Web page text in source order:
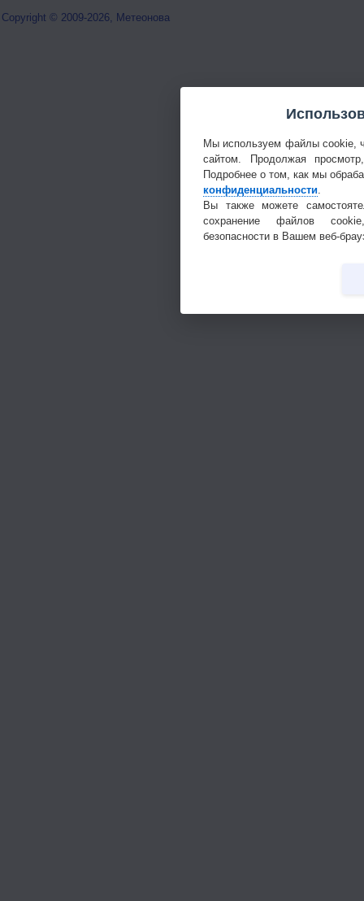
Copyright © 2009-2026, Метеонова
Мы используем файлы cookie,
сайтом. Продолжая
Подробнее о том, как мы
конфиденциальности.
Вы также можете
сохранение файлов
безопасности в Вашем веб-